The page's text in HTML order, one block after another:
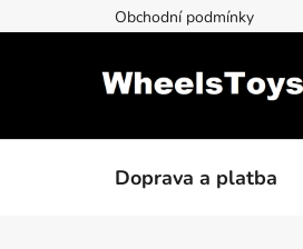
na
Obchodní podmínky
Doprava a platba